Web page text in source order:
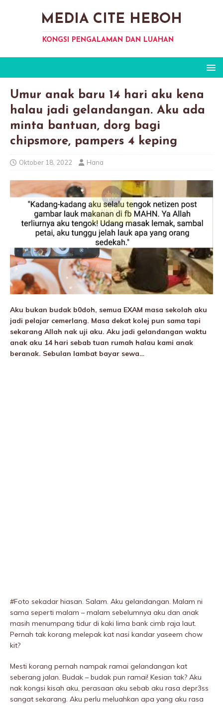
MEDIA CITE HEBOH
KONGSI PENGALAMAN DAN LUAHAN
Umur anak baru 14 hari aku kena
halau jadi geIandangan. Aku ada
minta bantuan, dorg bagi
chipsmore, pampers 4 keping
Oktober 18, 2022 Hana
Aku bukan budak b0doh, semua EXAM masa sekolah aku
jadi pelajar cemerlang. Masa dekat kolej pun sama tapi
sekarang Allah nak uji aku. Aku jadi geIandangan waktu
anak aku 14 hari sebab tuan rumah halau kami anak
beranak. Sebulan lambat bayar sewa…
#Foto sekadar hiasan. Salam. Aku geIandangan. Malam ni
sama seperti malam – malam sebelumnya aku dan anak
masih menumpang tidur di kaki lima bank cimb raja laut.
Pernah tak korang melepak kat nasi kandar yaseem chow
kit?
Mesti korang pernah nampak ramai gelandangan kat
seberang jalan. Budak – budak pun ramai! Kesian tak? Aku
nak kongsi kisah aku, perasaan aku sebab aku rasa depr3ss
sangat sekarang. Aku perlu meluahkan apa yang aku rasa